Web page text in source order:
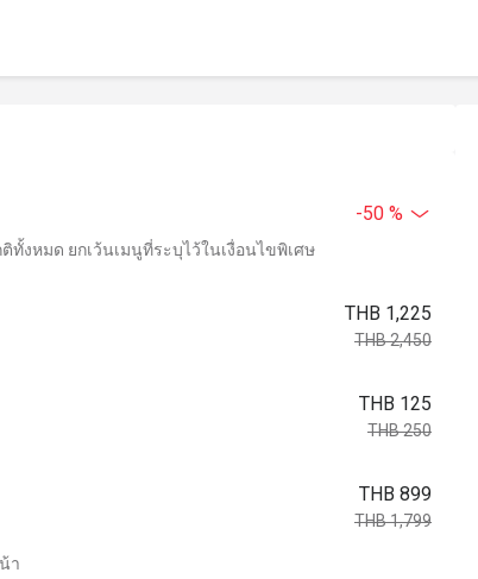
-50 %
งหมด ยกเว้นเมนูที่ระบุไว้ในเงื่อนไขพิเศษ
THB 1,225
THB 2,450
THB 125
THB 250
THB 899
THB 1,799
า